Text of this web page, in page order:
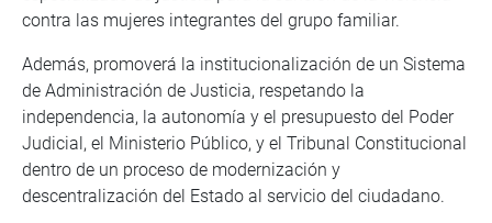
contra las mujeres integrantes del grupo familiar.
Además, promoverá la institucionalización de un Sistema
de Administración de Justicia, respetando la
independencia, la autonomía y el presupuesto del Poder
Judicial, el Ministerio Público, y el Tribunal Constitucional
dentro de un proceso de modernización y
descentralización del Estado al servicio del ciudadano.